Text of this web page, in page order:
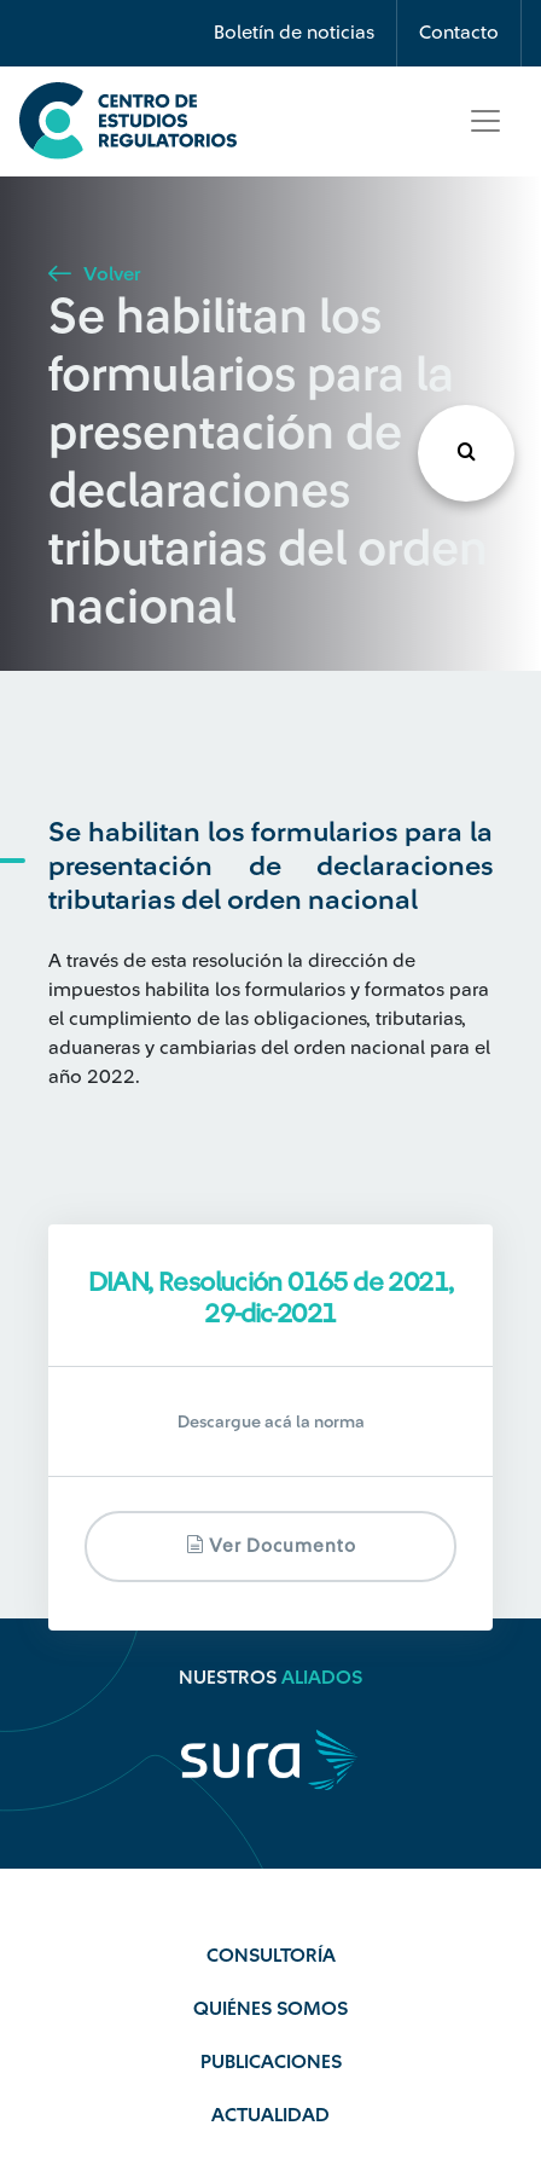
Boletín de noticias Contacto
Búsqueda
Seleccione país
Buscar
Volver
Se habilitan los
formularios para la
presentación de
declaraciones
tributarias del orden
nacional
Se habilitan los formularios para la
presentación de declaraciones
tributarias del orden nacional
A través de esta resolución la dirección de
impuestos habilita los formularios y formatos para
el cumplimiento de las obligaciones, tributarias,
aduaneras y cambiarias del orden nacional para el
año 2022.
DIAN, Resolución 0165 de 2021,
29-dic-2021
Descargue acá la norma
Ver Documento
NUESTROS ALIADOS
CONSULTORÍA
QUIÉNES SOMOS
PUBLICACIONES
ACTUALIDAD